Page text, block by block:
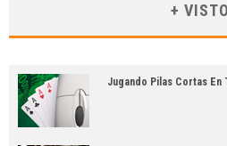
+ VISTO
Jugando Pilas Cortas